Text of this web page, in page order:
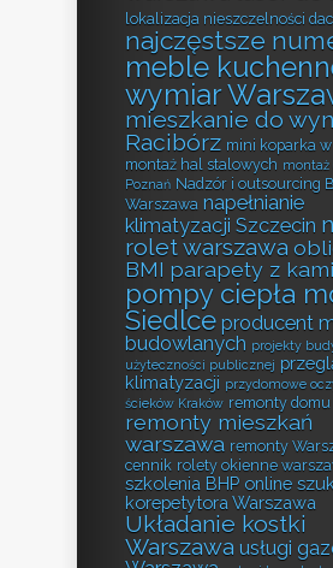
lokalizacja nieszczelności
najczęstsze
meble
wymiar
mieszkanie do
Racibórz mini koparka
montaż hal stalowych montaż
Poznań Nadzór i outsourcing
Warszawa napełnianie
klimatyzacji Szczecin
rolet warszawa
BMI parapety z
pompy ciepła
Siedlce producent
budowlanych projekty
użyteczności publicznej
klimatyzacji przydomowe
ścieków Kraków remonty domu
remonty mieszkań
warszawa remonty
cennik rolety okienne
szkolenia BHP online
korepetytora Warszawa
Układanie kostki
Warszawa usługi